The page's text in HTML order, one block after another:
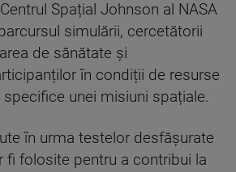
Spațial Johnson al NASA
simulării, cercetătorii
de sănătate și
în condiții de resurse
specifice unei misiuni spațiale.
în urma testelor desfășurate
fi folosite pentru a contribui la